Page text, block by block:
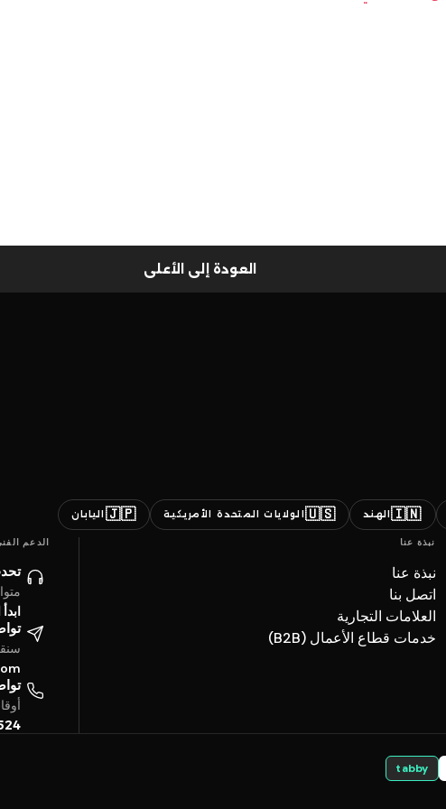
العودة إلى الأعلى
🇮🇳الهند 🇺🇸الولايات المتحدة الأمريكية 🇯🇵 اليابان
نبذة عنا
نبذة عنا
اتصل بنا
العلامات التجارية
خدمات قطاع الأعمال (B2B)
الدعم
أوقات
tabby